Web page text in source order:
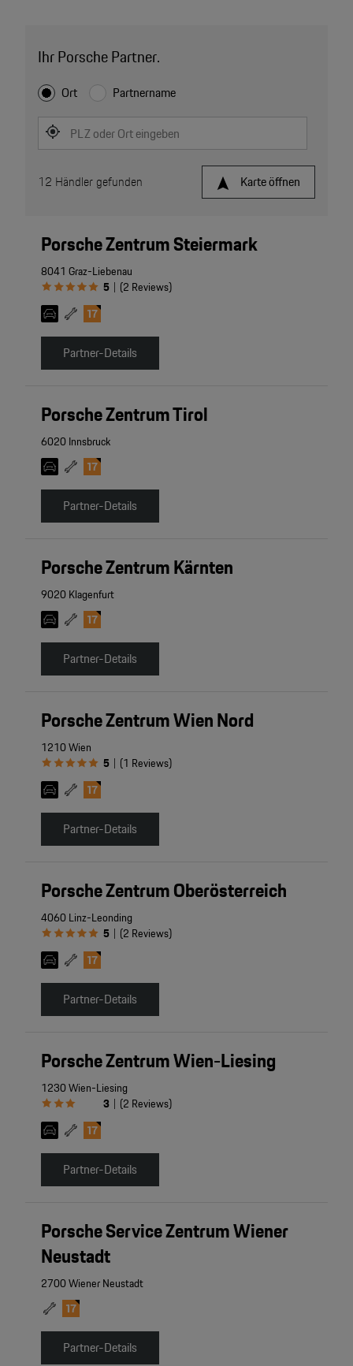
Ihr Porsche Partner.
Ort Partnername
PLZ oder Ort eingeben
Karte öffnen
12 Händler gefunden
Porsche Zentrum Steiermark
8041 Graz-Liebenau
5 | (2 Reviews)
Partner-Details
Porsche Zentrum Tirol
6020 Innsbruck
Partner-Details
Porsche Zentrum Kärnten
9020 Klagenfurt
Partner-Details
Porsche Zentrum Wien Nord
1210 Wien
5 | (1 Reviews)
Partner-Details
Porsche Zentrum Oberösterreich
4060 Linz-Leonding
5 | (2 Reviews)
Partner-Details
Porsche Zentrum Wien-Liesing
1230 Wien-Liesing
3 | (2 Reviews)
Partner-Details
Porsche Service Zentrum Wiener
Neustadt
2700 Wiener Neustadt
Partner-Details